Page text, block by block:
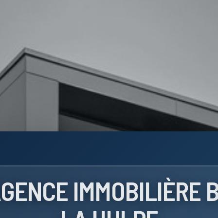
IMMOBILIÈRE